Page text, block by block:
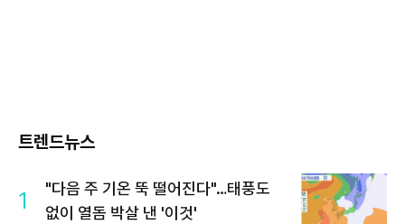
트렌드뉴스
1
"다음 주 기온 뚝 떨어진다"…태풍도
없이 열돔 박살 낸 '이것'